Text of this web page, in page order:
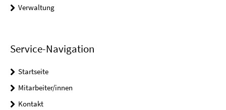
Verwaltung
Service-Navigation
Startseite
Mitarbeiter/innen
Kontakt